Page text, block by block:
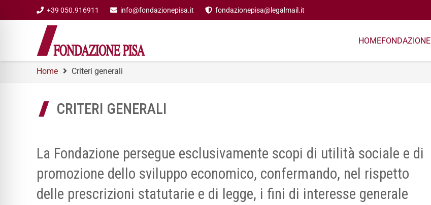
+39 050.916911 info@fondazionepisa.it fondazionepisa@legalmail.it
HOMEFONDAZIONE
Home Criteri generali
CRITERI GENERALI
La Fondazione persegue esclusivamente scopi di utilità sociale e di
promozione dello sviluppo economico, confermando, nel rispetto
delle prescrizioni statutarie e di legge, i fini di interesse generale